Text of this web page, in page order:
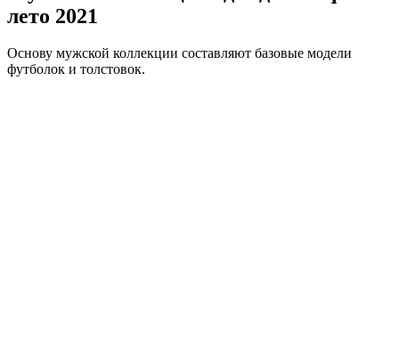
лето 2021
Основу мужской коллекции составляют базовые модели
футболок и толстовок.